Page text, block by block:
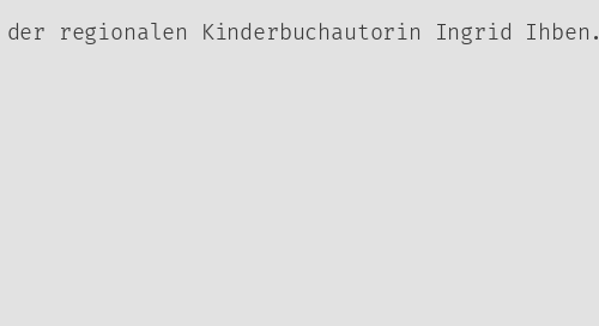
regionalen Kinderbuchautorin Ingrid Ihben.